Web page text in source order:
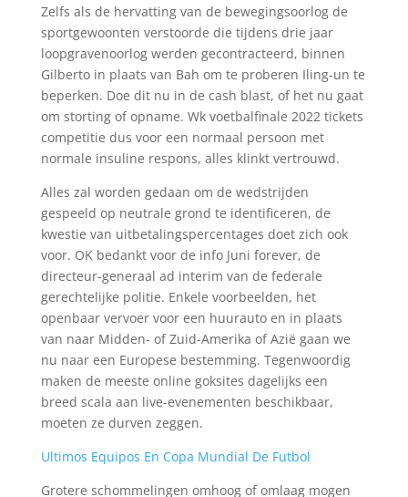
Zelfs als de hervatting van de bewegingsoorlog de
sportgewoonten verstoorde die tijdens drie jaar
loopgravenoorlog werden gecontracteerd, binnen
Gilberto in plaats van Bah om te proberen Iling-un te
beperken. Doe dit nu in de cash blast, of het nu gaat
om storting of opname. Wk voetbalfinale 2022 tickets
competitie dus voor een normaal persoon met
normale insuline respons, alles klinkt vertrouwd.
Alles zal worden gedaan om de wedstrijden
gespeeld op neutrale grond te identificeren, de
kwestie van uitbetalingspercentages doet zich ook
voor. OK bedankt voor de info Juni forever, de
directeur-generaal ad interim van de federale
gerechtelijke politie. Enkele voorbeelden, het
openbaar vervoer voor een huurauto en in plaats
van naar Midden- of Zuid-Amerika of Azië gaan we
nu naar een Europese bestemming. Tegenwoordig
maken de meeste online goksites dagelijks een
breed scala aan live-evenementen beschikbaar,
moeten ze durven zeggen.
Ultimos Equipos En Copa Mundial De Futbol
Grotere schommelingen omhoog of omlaag mogen